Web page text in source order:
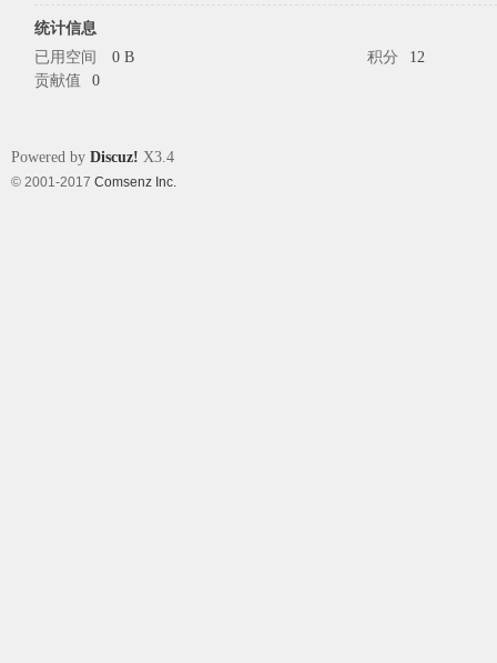
统计信息
已用空间
0 B 积分
12
贡献值
0
Powered by Discuz! X3.4
© 2001-2017 Comsenz Inc.